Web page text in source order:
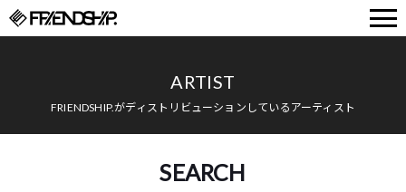
ARTIST
FRIENDSHIP.がディストリビューションしているアーティスト
SEARCH